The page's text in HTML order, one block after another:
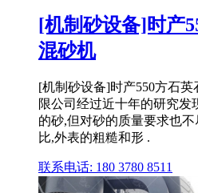
[机制砂设备]时产
混砂机
[机制砂设备]时产550方石
限公司经过近十年的研究发
的砂,但对砂的质量要求也
比,外表的粗糙和形 .
联系电话: 180 3780 8511